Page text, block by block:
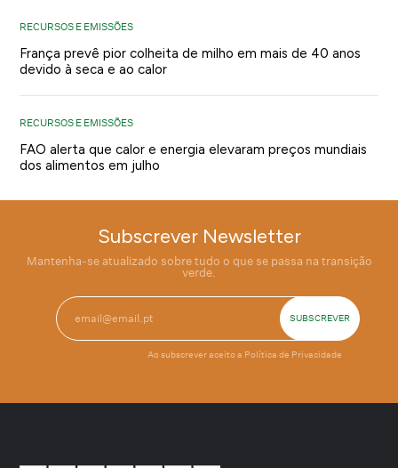
RECURSOS E EMISSÕES
França prevê pior colheita de milho em mais de 40 anos
devido à seca e ao calor
RECURSOS E EMISSÕES
FAO alerta que calor e energia elevaram preços mundiais
dos alimentos em julho
Subscrever Newsletter
Mantenha-se atualizado sobre tudo o que se passa na transição
verde.
Ao subscrever aceito a Política de Privacidade